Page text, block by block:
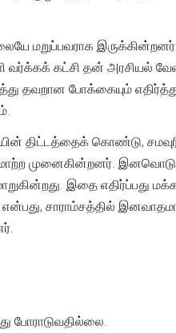
மறுப்பவராக
வர்க்கக் கட்சி தன் அரசியல்
தவறான போக்கையும்
திட்டத்தைக் கொண்டு,
முனைகின்றனர்.
இதை எதிர்ப்பது
சாராம்சத்தில்
போராடுவதில்லை.